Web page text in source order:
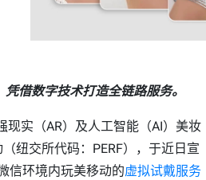
借数字技术打造全链路服务。
现实（AR）及人工智能（AI）美妆
纽交所代码：PERF），于近日宣
信环境内玩美移动的虚拟试戴服务